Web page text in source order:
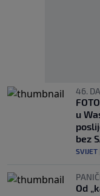
46.
u
bez
SVIJET
Od